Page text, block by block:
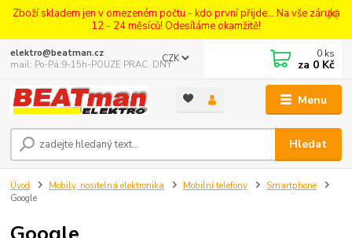
Zboží skladem jen v omezeném počtu - kdo první přijde... Na vše záruka
12 - 24 měsíců! Odesíláme okamžitě!
Menu
CZK
Hledat
elektro@beatman.cz
mail: Po-Pá:9-15h-POUZE PRAC. DNY
0 ks
za 0 Kč
Úvod Mobily, nositelná elektronika Mobilní telefony
Smartphone
Google